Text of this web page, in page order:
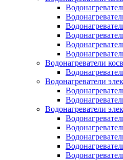
Водонагреватели
Водонагреватели
Водонагреватели